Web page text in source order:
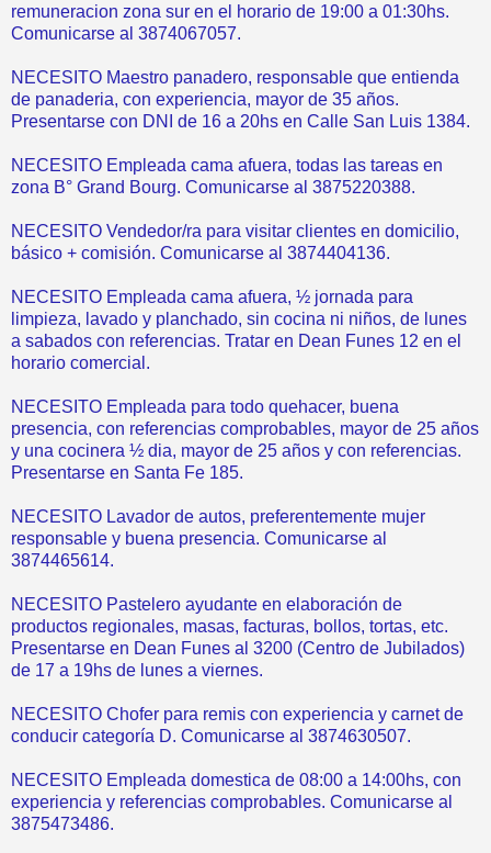
remuneracion zona sur en el horario de 19:00 a 01:30hs.
Comunicarse al 3874067057.
NECESITO Maestro panadero, responsable que entienda
de panaderia, con experiencia, mayor de 35 años.
Presentarse con DNI de 16 a 20hs en Calle San Luis 1384.
NECESITO Empleada cama afuera, todas las tareas en
zona B° Grand Bourg. Comunicarse al 3875220388.
NECESITO Vendedor/ra para visitar clientes en domicilio,
básico + comisión. Comunicarse al 3874404136.
NECESITO Empleada cama afuera, ½ jornada para
limpieza, lavado y planchado, sin cocina ni niños, de lunes
a sabados con referencias. Tratar en Dean Funes 12 en el
horario comercial.
NECESITO Empleada para todo quehacer, buena
presencia, con referencias comprobables, mayor de 25 años
y una cocinera ½ dia, mayor de 25 años y con referencias.
Presentarse en Santa Fe 185.
NECESITO Lavador de autos, preferentemente mujer
responsable y buena presencia. Comunicarse al
3874465614.
NECESITO Pastelero ayudante en elaboración de
productos regionales, masas, facturas, bollos, tortas, etc.
Presentarse en Dean Funes al 3200 (Centro de Jubilados)
de 17 a 19hs de lunes a viernes.
NECESITO Chofer para remis con experiencia y carnet de
conducir categoría D. Comunicarse al 3874630507.
NECESITO Empleada domestica de 08:00 a 14:00hs, con
experiencia y referencias comprobables. Comunicarse al
3875473486.